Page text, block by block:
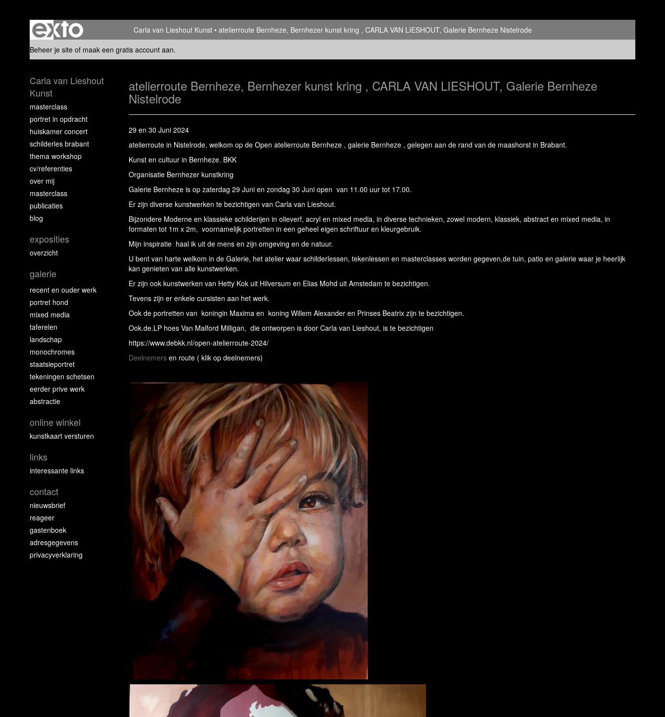
Carla van Lieshout Kunst
atelierroute Bernheze, Bernhezer kunst kring , CARLA VAN LIESHOUT, Galerie Bernheze Nistelrode
Beheer je site of maak een gratis account aan.
atelierroute Bernheze, Bernhezer kunst kring , CARLA VAN LIESHOUT, Galerie Bernheze
Nistelrode
29 en 30 Juni 2024
atelierroute in Nistelrode, welkom op de Open atelierroute Bernheze , galerie Bernheze , gelegen aan de rand van de maashorst in Brabant.
Kunst en cultuur in Bernheze. BKK
Organisatie Bernhezer kunstkring
Galerie Bernheze is op zaterdag 29 Juni en zondag 30 Juni open van 11.00 uur tot 17.00.
Er zijn diverse kunstwerken te bezichtigen van Carla van Lieshout.
Bijzondere Moderne en klassieke schilderijen in olieverf, acryl en mixed media, in diverse technieken, zowel modern, klassiek, abstract en mixed media, in
formaten tot 1m x 2m, voornamelijk portretten in een geheel eigen schriftuur en kleurgebruik.
Mijn inspiratie haal ik uit de mens en zijn omgeving en de natuur.
U bent van harte welkom in de Galerie, het atelier waar schilderlessen, tekenlessen en masterclasses worden gegeven,de tuin, patio en galerie waar je heerlijk
kan genieten van alle kunstwerken.
Er zijn ook kunstwerken van Hetty Kok uit Hilversum en Elias Mohd uit Amstedam te bezichtigen.
Tevens zijn er enkele cursisten aan het werk.
Ook de portretten van koningin Maxima en koning Willem Alexander en Prinses Beatrix zijn te bezichtigen.
Ook.de.LP hoes Van Malford Milligan, die ontworpen is door Carla van Lieshout, is te bezichtigen
https://www.debkk.nl/open-atelierroute-2024/
Deelnemers en route ( klik op deelnemers)
Carla van Lieshout
Kunst
masterclass
portret in opdracht
huiskamer concert
schilderles brabant
thema workshop
cv/referenties
over mij
masterclass
publicaties
blog
exposities
overzicht
galerie
recent en ouder werk
portret hond
mixed media
taferelen
landschap
monochromes
staatsieportret
tekeningen schetsen
eerder prive werk
abstractie
online winkel
kunstkaart versturen
links
interessante links
contact
nieuwsbrief
reageer
gastenboek
adresgegevens
privacyverklaring